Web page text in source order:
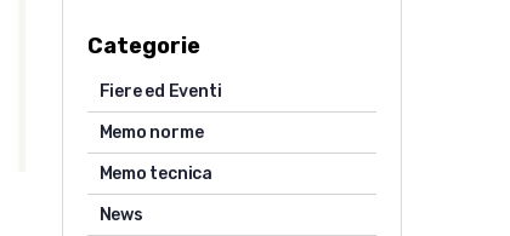
Categorie
Fiere ed Eventi
Memo norme
Memo tecnica
News